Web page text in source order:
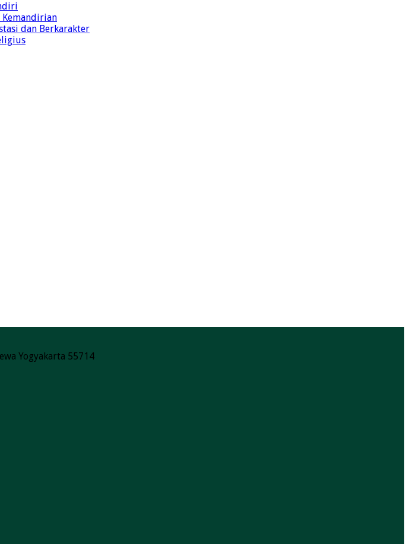
Kemandirian
dan Berkarakter
Yogyakarta 55714